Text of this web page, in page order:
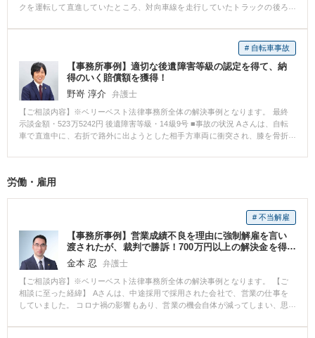
クを運転して直進していたところ、対向車線を走行していたトラックの後ろ
Aさんのバイクは転倒しました。 その結果、Aさんは右ひじ骨折の傷害を負い
ました。 傷病名：右肘頭骨折、右肘部管症候群 ■ご依頼内容 Aさんは、事故
直後から数日間入院し、退院してから1週間程度で当事務所にご相談いただき
ました。 ご相談時点で、相手方保険会社からはAさんにも過失があると主張
され、治療費の立替えを求められたり、休業損害もすぐに支払ってもらえる
かわからないという状況で、Aさんは痛みと不安を抱えた状態でした。 そこ
で、弁護士に依頼をした場合にどういった対応をしてもらえるのかお問い合
わせいただきました。 ■ベリーベスト法律事務所の対応とその結果 Aさんから
相談を受けた弁護士は、①過失割合の交渉、物損額の交渉、治療費や休業損
害の支払いに関する交渉、後遺障害申立て、最終的な賠償額の交渉をすべて
料等の賠償額が大幅に増加する可能性が高いこと、④Aさんは弁護士費用特約
に加入していたため、原則弁護士費用の自己負担がないことを説明しまし
た。 その後、Aさんからご依頼をいただき、早速相手方保険会社に交渉を開
始しました。 その結果、すぐに保険会社は治療費を病院に直接支払う旨約束
し、休業損害も毎月支払うと約束してもらいました。 その後、Aさんは病院
での治療を継続していましたが、肘の痛みはなかなか治まらず、ドライバー
の仕事に復職することができないでいました。 事故から半年ほど経過した
頃、相手方保険会社は休業損害の支払いをストップするという交渉をしてき
ました。 そこで弁護士は、Aさんの主治医から休業が必要である旨の診断書
を取得するようにAさんにアドバイスをし、職場からも出勤停止を指示する書
面を発行してもらいました。 その結果、保険会社は休業損害の支払いを継続
とができました。 Aさんは懸命に治療を続けましたが、1年を経過しても痛み
# 自転車事故
【事務所事例】適切な後遺障害等級の認定を得て、納
得のいく賠償額を獲得！
野嵜 淳介 弁護士
【ご相談内容】※ベリーベスト法律事務所全体の解決事例となります。 最終
示談金額・523万5242円 後遺障害等級・14級9号 ■事故の状況 Aさんは、自転
車で直進中に、右折で路外に出ようとした相手方車両に衝突され、膝を骨折
されておりましたが、当該事務所の対応にご不満を抱かれ、事務所を変える
を回り、最終的に当事務所に決めたとのことで、ご依頼いただきました。 傷
明しました。 また、骨折ということもあり頻回の通院ができているわけでは
ないことを気にされておりましたので、適切に対処をすれば特に問題はない
旨お伝えしました。 症状固定の時期に差し掛かっていたようでしたので、後
遺障害の認定の申請手続きについても詳細をお話ししました。 ■ベリーベス
ト法律事務所の対応とその結果 当事務所にご依頼いただいた段階で、既に事
故から相当程度期間が経過しておりましたので、まずは後遺障害の認定の申
請を見据えて治療状況の確認等を行いました。 十分な準備をした後、症状固
定の段階になりましたので、当事務所にて後遺障害の認定の申請手続きを行
制限などはなかったため、神経症状での等級認定を目指しました。 適切な資
労働・雇用
# 不当解雇
【事務所事例】営業成績不良を理由に強制解雇を言い
渡されたが、裁判で勝訴！700万円以上の解決金を得
た
金本 忍 弁護士
【ご相談内容】※ベリーベスト法律事務所全体の解決事例となります。 【ご
相談に至った経緯】 Aさんは、中途採用で採用された会社で、営業の仕事を
していました。 コロナ禍の影響もあり、営業の機会自体が減ってしまい、思
雇を言い渡され、弊所に相談に来られました。 【ご相談内容】 Aさんが、会